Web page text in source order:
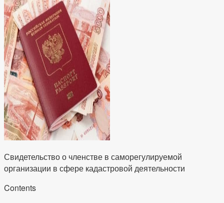
Свидетельство о членстве в саморегулируемой
организации в сфере кадастровой деятельности
Contents